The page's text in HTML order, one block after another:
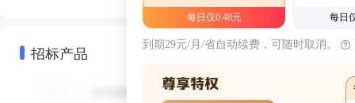
招标产品
每日仅0.48元 每日
到期29元/月/省自动续费，可随时取消。